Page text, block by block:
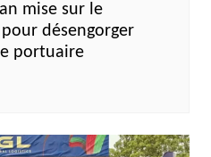
mise sur le
désengorger
portuaire